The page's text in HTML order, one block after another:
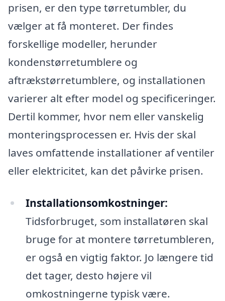
prisen, er den type tørretumbler, du
vælger at få monteret. Der findes
forskellige modeller, herunder
kondenstørretumblere og
aftrækstørretumblere, og installationen
varierer alt efter model og specificeringer.
Dertil kommer, hvor nem eller vanskelig
monteringsprocessen er. Hvis der skal
laves omfattende installationer af ventiler
eller elektricitet, kan det påvirke prisen.
Installationsomkostninger:
Tidsforbruget, som installatøren skal
bruge for at montere tørretumbleren,
er også en vigtig faktor. Jo længere tid
det tager, desto højere vil
omkostningerne typisk være.